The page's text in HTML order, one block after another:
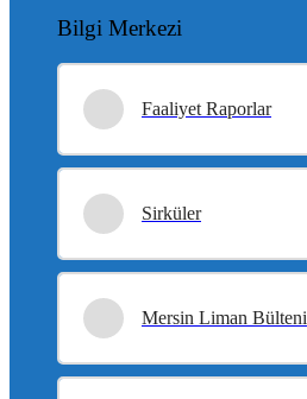
Bilgi Merkezi
Faaliyet Raporlar
Sirküler
Mersin Liman Bülteni